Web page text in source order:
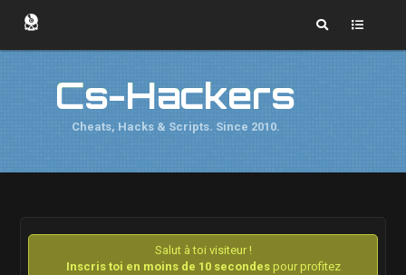
Cs-Hackers
Cheats, Hacks & Scripts. Since 2010.
Salut à toi visiteur !
Inscris toi en moins de 10 secondespour profitez